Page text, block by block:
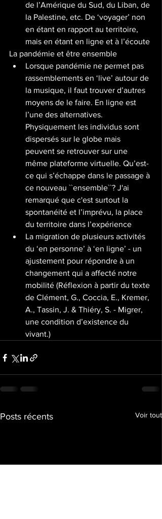
de l’Amérique du Sud, du Liban, de
la Palestine, etc. De ‘voyager’ non
en étant en rapport au territoire,
mais en étant en ligne et à l’écoute
La pandémie et être ensemble
Lorsque pandémie ne permet pas
rassemblements en ‘live’ autour de
la musique, il faut trouver d’autres
moyens de le faire. En ligne est
l’une des alternatives.
Physiquement les individus sont
dispersés sur le globe mais
peuvent se retrouver sur une
même plateforme virtuelle. Qu’est-
ce qui s’échappe dans le passage à
ce nouveau ``ensemble``? J'ai
remarqué que c'est surtout la
spontanéité et l’imprévu, la place
du territoire dans l’expérience
La migration de plusieurs activités
du ‘en personne’ à ‘en ligne’ - un
ajustement pour répondre à un
changement qui a affecté notre
mobilité (Réflexion à partir du texte
de Clément, G., Coccia, E., Kremer,
A., Tassin, J. & Thiéry, S. - Migrer,
une condition d’existence du
vivant.)
Posts récents Voir tout